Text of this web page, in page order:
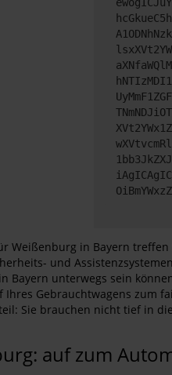
Weißenburg in Bayern
und
Bayern unterwegs sein
Ihres Gebrauchtwagens zum
Sie brauchen nicht tief in
auf zum